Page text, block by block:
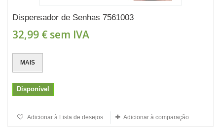
Dispensador de Senhas 7561003
32,99 € sem IVA
MAIS
Disponível
Adicionar à Lista de desejos Adicionar à comparação